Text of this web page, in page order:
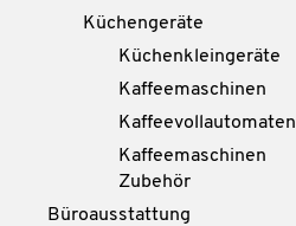
Küchengeräte
Küchenkleingeräte
Kaffeemaschinen
Kaffeevollautomaten
Kaffeemaschinen
Zubehör
Büroausstattung